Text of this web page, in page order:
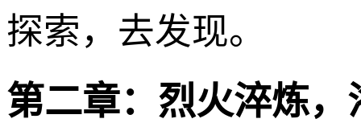
探索，去发现。
第二章：烈火淬炼，